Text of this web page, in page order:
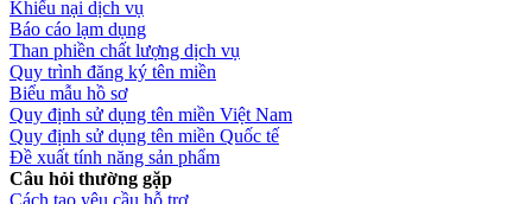
Khiếu nại dịch vụ
Báo cáo lạm dụng
Than phiền chất lượng dịch vụ
Quy trình đăng ký tên miền
Biểu mẫu hồ sơ
Quy định sử dụng tên miền Việt Nam
Quy định sử dụng tên miền Quốc tế
Đề xuất tính năng sản phẩm
Câu hỏi thường gặp
Cách tạo yêu cầu hỗ trợ